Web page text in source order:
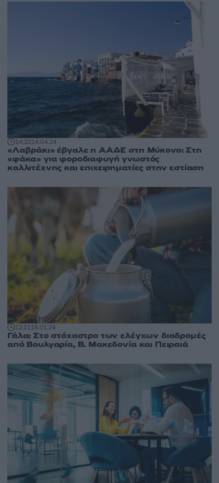
14:2214.04.24
«Λαβράκι» έβγαλε η ΑΑΔΕ στη Μύκονο: Στη
«φάκα» για φοροδιαφυγή γνωστός
καλλιτέχνης και επιχειρηματίες στην εστίαση
12:1118.01.24
Γάλα: Στο στόχαστρο των ελέγχων διαδρομές
από Βουλγαρία, Β. Μακεδονία και Πειραιά